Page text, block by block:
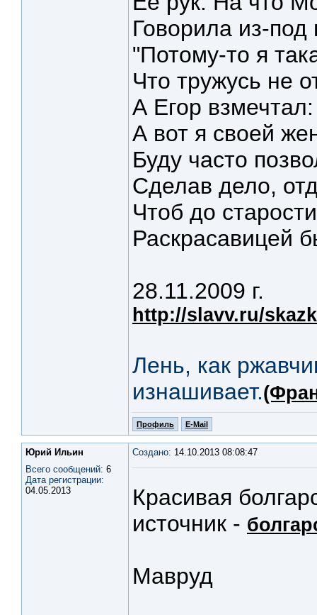
Говорила из-под
"Потому-то я
Что тружусь не
А Егор
А вот я своей
Буду часто
Сделав дело,
Чтоб до
Раскрасавицей
28.11.2009 г.
http://slavv.ru/
Лень, как
изнашивает.
Профиль E-Mail
Юрий Ильин
Всего сообщений: 6
Дата регистрации:
04.05.2013
Создано: 14.10.2013 08:08:47
Красивая
источник -
Мавруд